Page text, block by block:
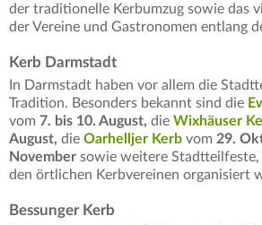
der traditionelle Kerbumzug sowie das
der Vereine und Gastronomen entlang
Kerb Darmstadt
In Darmstadt haben vor allem die
Tradition. Besonders bekannt sind die
vom 7. bis 10. August, die Wixhäuser
August, die Oarhelljer Kerb vom 29.
November sowie weitere Stadtteilfeste,
den örtlichen Kerbvereinen organisiert
Bessunger Kerb